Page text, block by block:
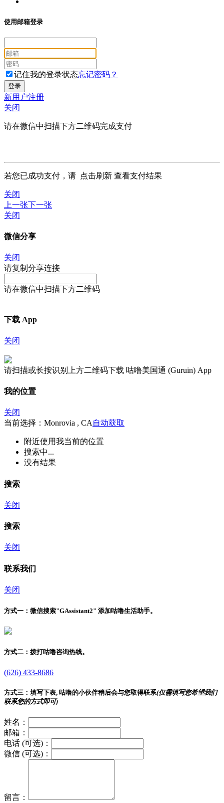
使用邮箱登录
记住我的登录状态忘记密码？
新用户注册
关闭
请在微信中扫描下方二维码完成支付
若您已成功支付，请 点击刷新 查看支付结果
关闭
上一张下一张
关闭
微信分享
关闭
请复制分享连接
请在微信中扫描下方二维码
下载 App
关闭
请扫描或长按识别上方二维码下载 咕噜美国通 (Guruin) App
我的位置
关闭
当前选择：Monrovia , CA 自动获取
附近使用我当前的位置
搜索中...
没有结果
搜索
关闭
搜索
关闭
联系我们
关闭
方式一： 微信搜索"GAssistant2" 添加咕噜生活助手。
方式二： 拨打咕噜咨询热线。
(626) 433-8686
方式三： 填写下表, 咕噜的小伙伴稍后会与您取得联系(仅需填写您希望我们
联系您的方式即可)
姓名：
邮箱：
电话 (可选)：
微信 (可选)：
留言：